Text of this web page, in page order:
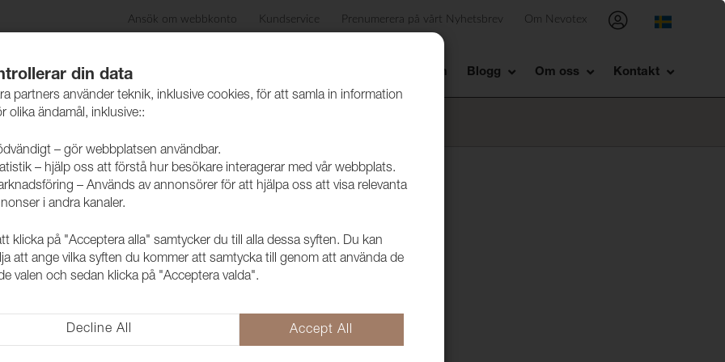
Ansök om webbkonto Kundservice Prenumerera på vårt Nyhetsbrev Om Nevotex
Produkter Skötselråd Showroom Blogg Om oss Kontakt
din data
partners använder teknik, inklusive cookies, för att samla in information
olika ändamål, inklusive::
– gör webbplatsen användbar.
– hjälp oss att förstå hur besökare interagerar med vår webbplats.
– Används av annonsörer för att hjälpa oss att visa relevanta
i andra kanaler.
klicka på "Acceptera alla" samtycker du till alla dessa syften. Du kan
att ange vilka syften du kommer att samtycka till genom att använda de
valen och sedan klicka på "Acceptera valda".
Decline All Accept All